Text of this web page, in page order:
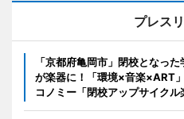
プレス
「京都府亀岡市」閉校となっ
が楽器に！「環境×音楽×ART
コノミー「閉校アップサイク